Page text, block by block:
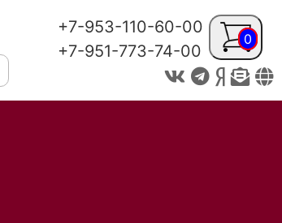
+7-953-110-60-00
+7-951-773-74-00
0